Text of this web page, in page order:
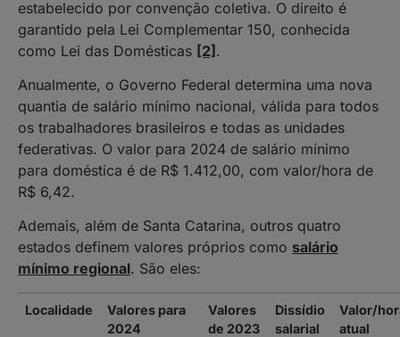
estabelecido por convenção coletiva. O direito é
garantido pela Lei Complementar 150, conhecida
como Lei das Domésticas [2].
Anualmente, o Governo Federal determina uma nova
quantia de salário mínimo nacional, válida para todos
os trabalhadores brasileiros e todas as unidades
federativas. O valor para 2024 de salário mínimo
para doméstica é de R$ 1.412,00, com valor/hora de
R$ 6,42.
Ademais, além de Santa Catarina, outros quatro
estados definem valores próprios como salário
mínimo regional. São eles:
Localidade
Valores para
2024
Valores
de 2023
Dissídio
salarial
Valor/
atual